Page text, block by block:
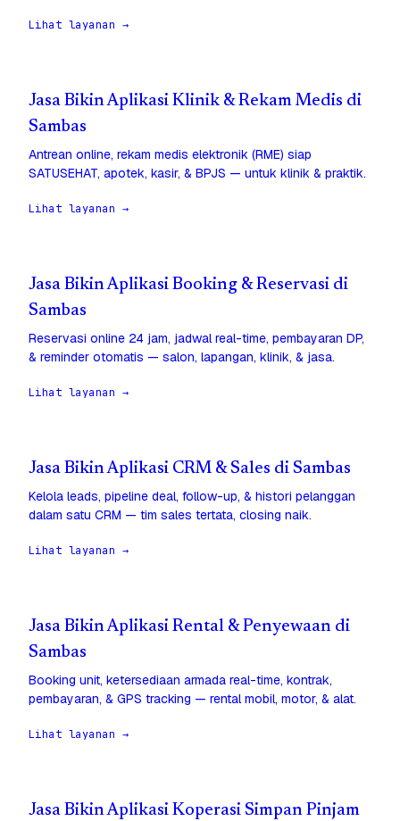
Lihat layanan →
Jasa Bikin Aplikasi Klinik & Rekam Medis di
Sambas
Antrean online, rekam medis elektronik (RME) siap
SATUSEHAT, apotek, kasir, & BPJS — untuk klinik & praktik.
Lihat layanan →
Jasa Bikin Aplikasi Booking & Reservasi di
Sambas
Reservasi online 24 jam, jadwal real-time, pembayaran DP,
& reminder otomatis — salon, lapangan, klinik, & jasa.
Lihat layanan →
Jasa Bikin Aplikasi CRM & Sales di Sambas
Kelola leads, pipeline deal, follow-up, & histori pelanggan
dalam satu CRM — tim sales tertata, closing naik.
Lihat layanan →
Jasa Bikin Aplikasi Rental & Penyewaan di
Sambas
Booking unit, ketersediaan armada real-time, kontrak,
pembayaran, & GPS tracking — rental mobil, motor, & alat.
Lihat layanan →
Jasa Bikin Aplikasi Koperasi Simpan Pinjam